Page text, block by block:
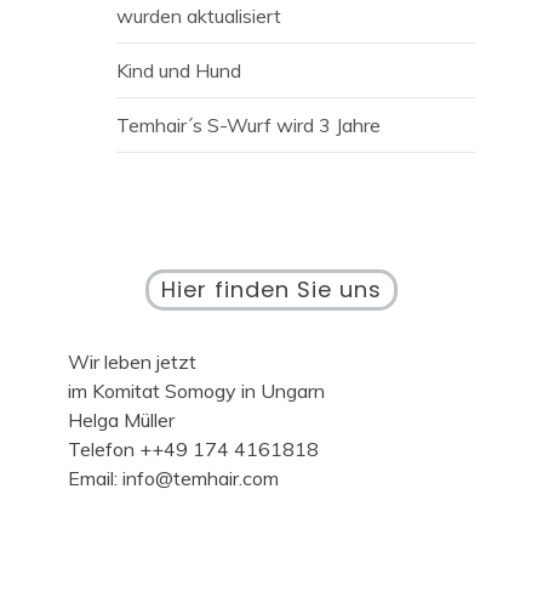
wurden aktualisiert
Kind und Hund
Temhair´s S-Wurf wird 3 Jahre
Hier finden Sie uns
Wir leben jetzt
im Komitat Somogy in Ungarn
Helga Müller
Telefon ++49 174 4161818
Email: info@temhair.com